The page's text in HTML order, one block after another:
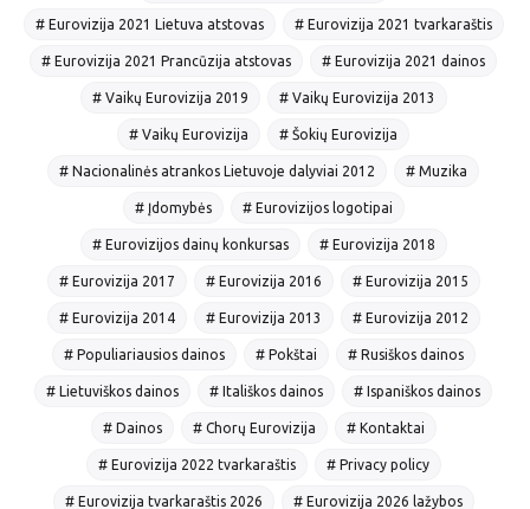
# Eurovizija 2021 Lietuva atstovas # Eurovizija 2021 tvarkaraštis
# Eurovizija 2021 Prancūzija atstovas # Eurovizija 2021 dainos
# Vaikų Eurovizija 2019 # Vaikų Eurovizija 2013
# Vaikų Eurovizija # Šokių Eurovizija
# Nacionalinės atrankos Lietuvoje dalyviai 2012 # Muzika
# Įdomybės # Eurovizijos logotipai
# Eurovizijos dainų konkursas # Eurovizija 2018
# Eurovizija 2017 # Eurovizija 2016 # Eurovizija 2015
# Eurovizija 2014 # Eurovizija 2013 # Eurovizija 2012
# Populiariausios dainos # Pokštai # Rusiškos dainos
# Lietuviškos dainos # Itališkos dainos # Ispaniškos dainos
# Dainos # Chorų Eurovizija # Kontaktai
# Eurovizija 2022 tvarkaraštis # Privacy policy
# Eurovizija tvarkaraštis 2026 # Eurovizija 2026 lažybos